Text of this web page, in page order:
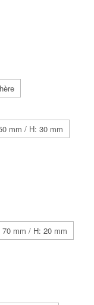
mm / H: 30 mm
70 mm / H: 20 mm